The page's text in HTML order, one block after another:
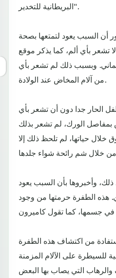
البريطانية للتخدير".
أن السبب يعود لتمتعها بصحة
تشعر بأي ألم، كما يذكر موقع
وبسبب ذلك لم تشعر بأي
من آلام المخاض عند الولادة.
الحار جدا دون أن تشعر بأي
الورك، لم تشعر بذلك
حياتها، لم تلحظ ذلك إلا
ذلك، وأخبروها بأن السبب يعود
هذه الطفرة حرمتها من وجود
من اكتشاف هذه الطفرة
للسيطرة على الآلام المزمنة